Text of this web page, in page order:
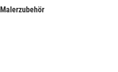
Malerzubehör